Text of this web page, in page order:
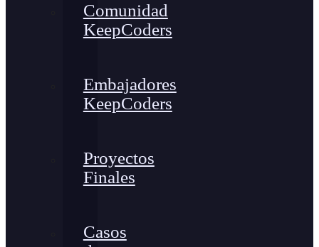
Comunidad
KeepCoders
Embajadores
KeepCoders
Proyectos
Finales
Casos